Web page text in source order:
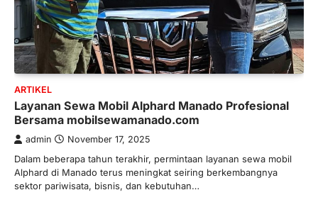
ARTIKEL
Layanan Sewa Mobil Alphard Manado Profesional
Bersama mobilsewamanado.com
admin November 17, 2025
Dalam beberapa tahun terakhir, permintaan layanan sewa mobil
Alphard di Manado terus meningkat seiring berkembangnya
sektor pariwisata, bisnis, dan kebutuhan…